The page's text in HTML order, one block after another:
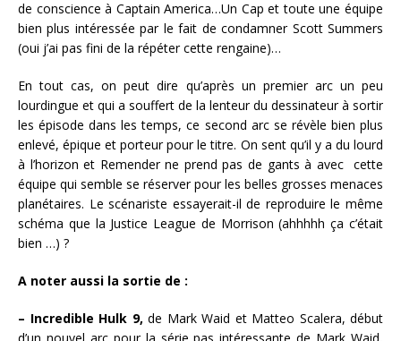
de conscience à Captain America…Un Cap et toute une équipe
bien plus intéressée par le fait de condamner Scott Summers
(oui j’ai pas fini de la répéter cette rengaine)…
En tout cas, on peut dire qu’après un premier arc un peu
lourdingue et qui a souffert de la lenteur du dessinateur à sortir
les épisode dans les temps, ce second arc se révèle bien plus
enlevé, épique et porteur pour le titre. On sent qu’il y a du lourd
à l’horizon et Remender ne prend pas de gants à avec cette
équipe qui semble se réserver pour les belles grosses menaces
planétaires. Le scénariste essayerait-il de reproduire le même
schéma que la Justice League de Morrison (ahhhhh ça c’était
bien …) ?
A noter aussi la sortie de :
– Incredible Hulk 9, de Mark Waid et Matteo Scalera, début